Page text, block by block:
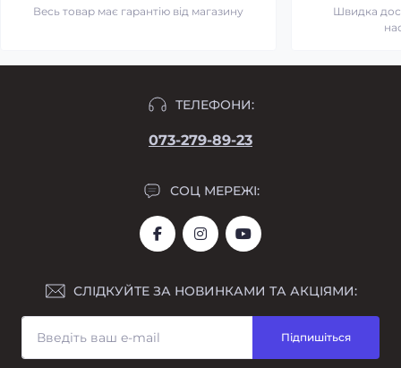
Весь товар має гарантію від магазину
Швидка
ТЕЛЕФОНИ:
073-279-89-23
СОЦ МЕРЕЖІ:
СЛІДКУЙТЕ ЗА НОВИНКАМИ ТА АКЦІЯМИ:
Підпишіться